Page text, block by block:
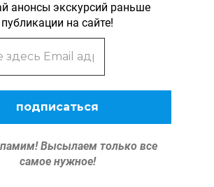
анонсы экскурсий раньше
публикации на сайте!
Высылаем только все
самое нужное!